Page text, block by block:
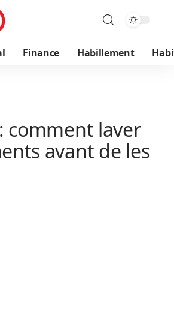
Finance Habillement
comment laver
avant de les